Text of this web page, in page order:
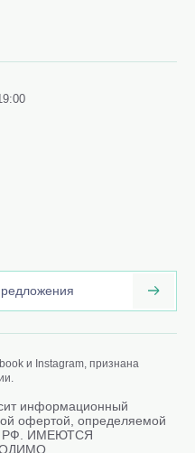
и Instagram, признана
информационный
офертой, определяемой
РФ. ИМЕЮТСЯ